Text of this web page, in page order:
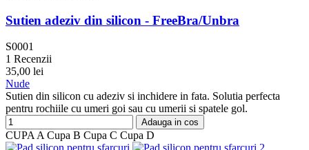
Sutien adeziv din silicon - FreeBra/Unbra
S0001
1 Recenzii
35,00 lei
Nude
Sutien din silicon cu adeziv si inchidere in fata. Solutia perfecta
pentru rochiile cu umeri goi sau cu umerii si spatele gol.
Adauga in cos
CUPA A Cupa B Cupa C Cupa D